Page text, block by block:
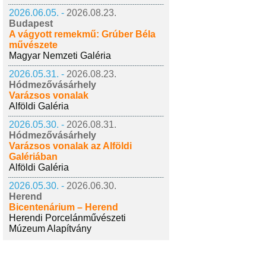
2026.06.05. - 2026.08.23.
Budapest
A vágyott remekmű: Grúber Béla
művészete
Magyar Nemzeti Galéria
2026.05.31. - 2026.08.23.
Hódmezővásárhely
Varázsos vonalak
Alföldi Galéria
2026.05.30. - 2026.08.31.
Hódmezővásárhely
Varázsos vonalak az Alföldi
Galériában
Alföldi Galéria
2026.05.30. - 2026.06.30.
Herend
Bicentenárium – Herend
Herendi Porcelánművészeti
Múzeum Alapítvány